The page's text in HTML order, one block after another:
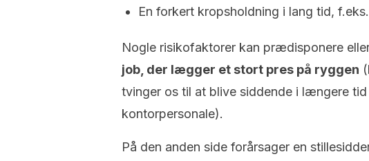
En forkert kropsholdning i lang tid,
Nogle risikofaktorer kan prædisponere
job, der lægger et stort pres på ryggen
tvinger os til at blive siddende i længere
kontorpersonale).
På den anden side forårsager en